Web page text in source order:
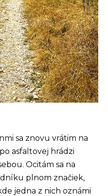
sa znovu vrátim na
asfaltovej hrádzi
Ocitám sa na
plnom značiek,
jedna z nich oznámi